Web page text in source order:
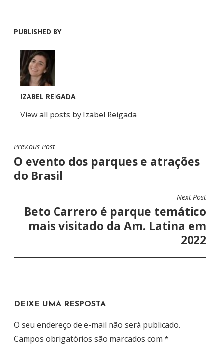
PUBLISHED BY
IZABEL REIGADA
View all posts by Izabel Reigada
N
A
V
P
O
S
Previous Post
O evento dos parques e atrações
do Brasil
Next Post
Beto Carrero é parque temático
mais visitado da Am. Latina em
2022
DEIXE UMA RESPOSTA
O seu endereço de e-mail não será publicado.
Campos obrigatórios são marcados com *